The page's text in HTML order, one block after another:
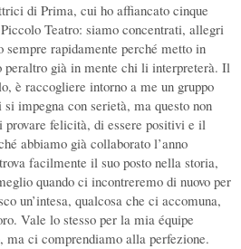
di Prima, cui ho affiancato cinque
Teatro: siamo concentrati, allegri
rapidamente perché metto in
peraltro già in mente chi li interpreterà. Il
è raccogliere intorno a me un gruppo
impegna con serietà, ma questo non
felicità, di essere positivi e il
abbiamo già collaborato l’anno
facilmente il suo posto nella storia,
quando ci incontreremo di nuovo per
un’intesa, qualcosa che ci accomuna,
Vale lo stesso per la mia équipe
ci comprendiamo alla perfezione.